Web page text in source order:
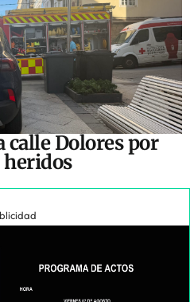
Dolores por